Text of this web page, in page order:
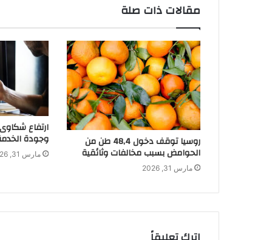
مقالات ذات صلة
روسيا توقف دخول 48,4 طن من
الحوامض بسبب مخالفات وثائقية
مارس 31, 2026
وجودة
مارس 31, 2026